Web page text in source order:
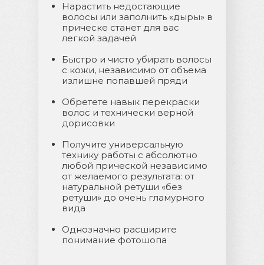
Нарастить недостающие
волосы или заполнить «дыры» в
прическе станет для вас
легкой задачей
Быстро и чисто убирать волосы
с кожи, независимо от объема
излишне попавшей пряди
Обретете навык перекраски
волос и технически верной
дорисовки
Получите универсальную
технику работы с абсолютно
любой прической независимо
от желаемого результата: от
натуральной ретуши «без
ретуши» до очень гламурного
вида
Однозначно расширите
понимание фотошопа